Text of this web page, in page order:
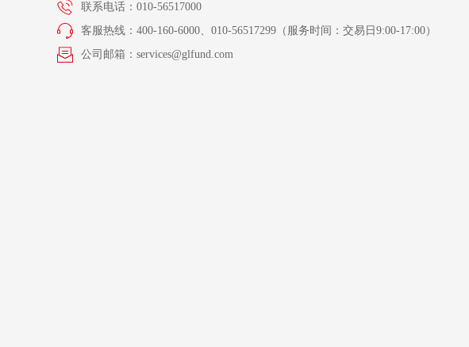
联系电话：010-56517000
客服热线：400-160-6000、010-56517299（服务时间：交易日9:00-17:00）
公司邮箱：services@glfund.com